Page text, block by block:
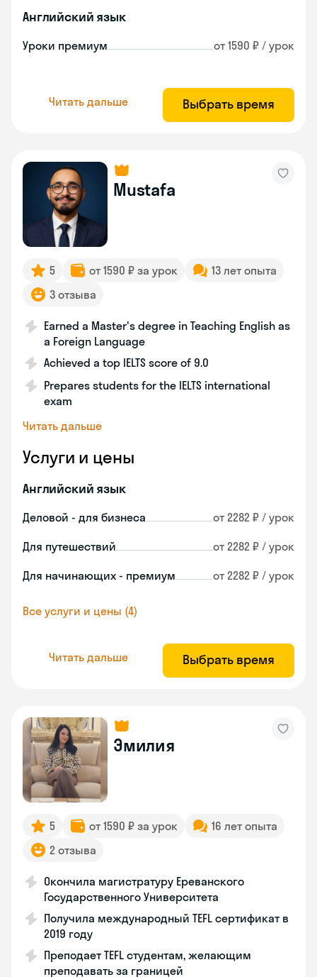
Английский язык
Уроки премиум от 1590 ₽ / урок
Читать дальше Выбрать время
Mustafa
5 от 1590 ₽ за урок
13 лет опыта
3 отзыва
Earned a Master's degree in Teaching English as
a Foreign Language
Achieved a top IELTS score of 9.0
Prepares students for the IELTS international
exam
Читать дальше
Услуги и цены
Английский язык
Деловой - для бизнеса от 2282 ₽ / урок
Для путешествий от 2282 ₽ / урок
Для начинающих - премиум от 2282 ₽ / урок
Все услуги и цены (4)
Читать дальше Выбрать время
Эмилия
5 от 1590 ₽ за урок
16 лет опыта
2 отзыва
Окончила магистратуру Ереванского
Государственного Университета
Получила международный TEFL сертификат в
2019 году
Преподает TEFL студентам, желающим
преподавать за границей